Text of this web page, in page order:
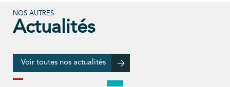
NOS AUTRES
Actualités
Voir toutes nos actualités